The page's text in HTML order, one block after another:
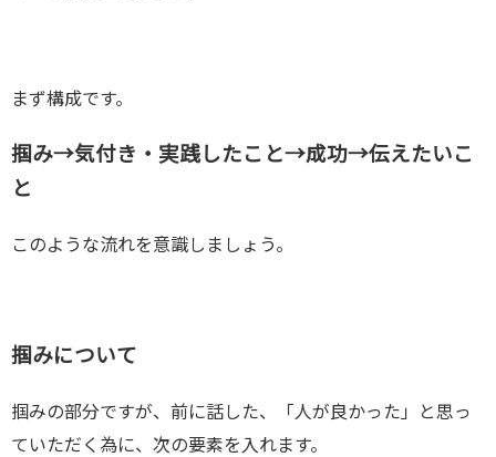
まず構成です。
掴み→気付き・実践したこと→成功→伝えたいこ
と
このような流れを意識しましょう。
掴みについて
掴みの部分ですが、前に話した、「人が良かった」と思っ
ていただく為に、次の要素を入れます。